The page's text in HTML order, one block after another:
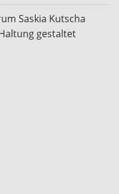
Saskia Kutscha
gestaltet